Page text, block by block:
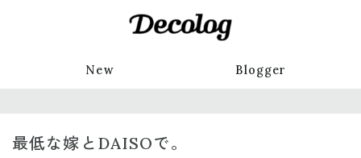
New Blogger
最低な嫁とDAISOで。